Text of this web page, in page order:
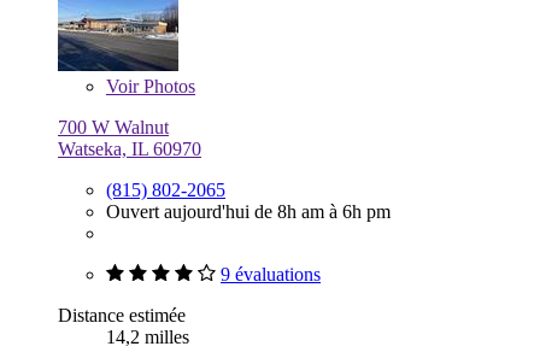
VoirPhotos
700 W Walnut
Watseka, IL 60970
(815) 802-2065
Ouvert aujourd'hui de 8h am à 6h pm
9 évaluations
Distance estimée
14,2 milles